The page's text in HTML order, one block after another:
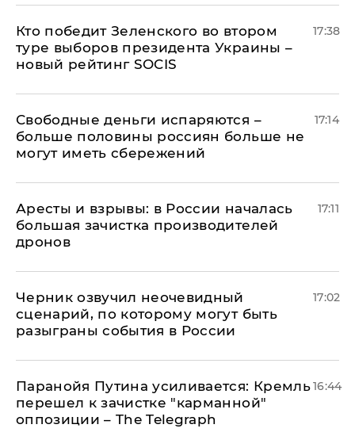
Кто победит Зеленского во втором
туре выборов президента Украины –
новый рейтинг SOCIS
17:38
Свободные деньги испаряются –
больше половины россиян больше не
могут иметь сбережений
17:14
Аресты и взрывы: в России началась
большая зачистка производителей
дронов
17:11
Черник озвучил неочевидный
сценарий, по которому могут быть
разыграны события в России
17:02
Паранойя Путина усиливается: Кремль
перешел к зачистке "карманной"
оппозиции – The Telegraph
16:44